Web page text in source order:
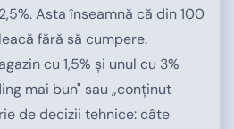
Asta înseamnă că din 100
fără să cumpere.
cu 1,5% și unul cu 3%
mai bun" sau „conținut
de decizii tehnice: câte